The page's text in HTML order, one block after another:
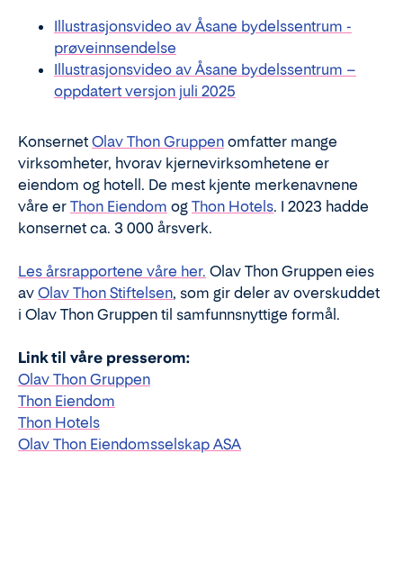
Illustrasjonsvideo av Åsane bydelssentrum -
prøveinnsendelse
Illustrasjonsvideo av Åsane bydelssentrum –
oppdatert versjon juli 2025
Konsernet Olav Thon Gruppen omfatter mange
virksomheter, hvorav kjernevirksomhetene er
eiendom og hotell. De mest kjente merkenavnene
våre er Thon Eiendom og Thon Hotels. I 2023 hadde
konsernet ca. 3 000 årsverk.
Les årsrapportene våre her. Olav Thon Gruppen eies
av Olav Thon Stiftelsen, som gir deler av overskuddet
i Olav Thon Gruppen til samfunnsnyttige formål.
Link til våre presserom:
Olav Thon Gruppen
Thon Eiendom
Thon Hotels
Olav Thon Eiendomsselskap ASA